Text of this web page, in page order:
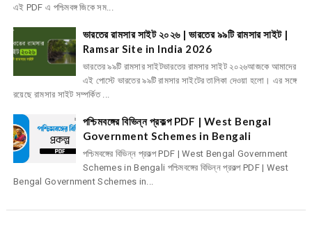
এই PDF এ পশ্চিমবঙ্গ জিকে সম...
ভারতের রামসার সাইট ২০২৬ | ভারতের ৯৯টি রামসার সাইট |
Ramsar Site in India 2026
ভারতের ৯৯টি রামসার সাইটভারতের রামসার সাইট ২০২৬আজকে আমাদের
এই পোস্টে ভারতের ৯৯টি রামসার সাইটের তালিকা দেওয়া হলো। এর সঙ্গে
রয়েছে রামসার সাইট সম্পর্কিত ...
পশ্চিমবঙ্গের বিভিন্ন প্রকল্প PDF | West Bengal
Government Schemes in Bengali
পশ্চিমবঙ্গের বিভিন্ন প্রকল্প PDF | West Bengal Government
Schemes in Bengali পশ্চিমবঙ্গের বিভিন্ন প্রকল্প PDF | West
Bengal Government Schemes in...